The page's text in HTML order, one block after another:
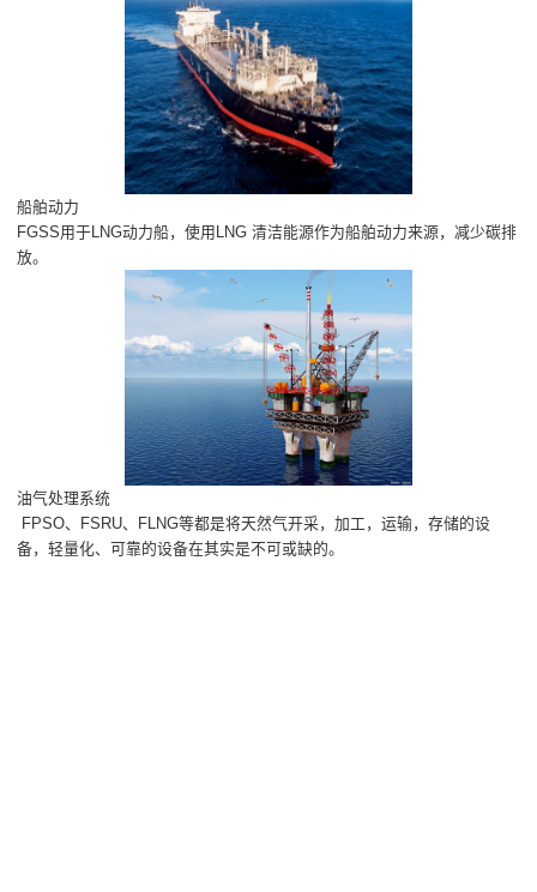
船舶动力
FGSS用于LNG动力船，使用LNG 清洁能源作为船舶动力来源，减少碳排
放。
油气处理系统
FPSO、FSRU、FLNG等都是将天然气开采，加工，运输，存储的设
备，轻量化、可靠的设备在其实是不可或缺的。